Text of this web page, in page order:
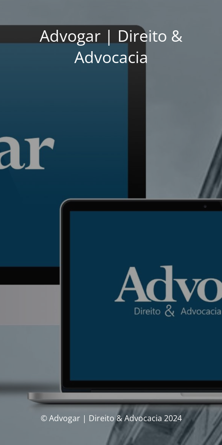
Advogar | Direito &
Advocacia
© Advogar | Direito & Advocacia 2024